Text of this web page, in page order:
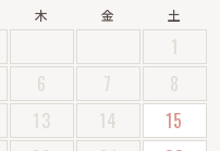
木 金 土
1
6 7
8
13 14
15